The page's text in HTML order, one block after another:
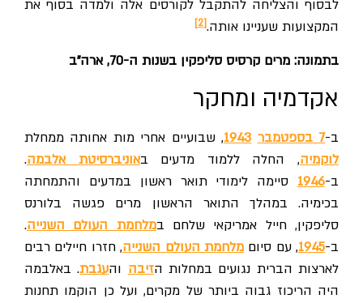
לבסוף והצליחה להתקבל לקורסים אלה ולמדה בסוף את
המקצועות שעניינו אותה.[2]
בתמונה: מרים קרסיס סליפקין בשנות ה-70, ארה"ב
אקדמיה ומחקר
ב-7 בספטמבר 1943, שבועיים אחרי מות אחותה ממחלת
לוקמיה, החלה ללמוד מדעים באוניברסיטת אלבמה.
ב-1946 סיימה לימודי תואר ראשון במדעים והתמחתה
בכימיה. במהלך התואר הראשון מרים פגשה בלורנס
סליפקין, חייל אמריקאי שלחם במלחמת העולם השנייה.
ב-1945, עם סיוםמלחמת העולם השנייה, חזרו חיילים רבים
לארצות הברית נגועים במחלות הזיבה והעגבת. באלבמה
היה הריכוז גבוה ביותר של מקרים, ועל כן הוקמו תחנות